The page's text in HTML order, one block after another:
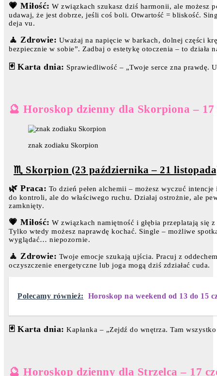
💗 Miłość: W związkach szukasz dziś harmonii, ale możesz
udawaj, że jest dobrze, jeśli coś boli. Otwartość = bliskość.
deja vu.
🧘 Zdrowie: Uważaj na napięcie w barkach, dolnej części
bezpiecznie w sobie”. Zadbaj o estetykę otoczenia – to działa
🃏 Karta dnia: Sprawiedliwość – „Twoje serce zna prawdę.
🔮 Horoskop dzienny dla Skorpiona – 17
znak zodiaku Skorpion
♏ Skorpion (23 października – 21
🌿 Praca: To dzień pełen alchemii – możesz wyczuć
do kontroli, ale do właściwego ruchu. Działaj ostrożnie, ale
zamknięty.
💗 Miłość: W związkach namiętność i głębia przeplatają
Tylko wtedy możesz naprawdę kochać. Single – możliwe
wyglądać… niepozornie.
🧘 Zdrowie: Twoje emocje szukają ujścia. Pracuj z
oczyszczenie energetyczne lub joga mogą dziś zdziałać cuda.
Polecamy również: Horoskop na weekend od 13 do 15
🃏 Karta dnia: Kapłanka – „Zejdź do wnętrza. Tam
🔮 Horoskop dzienny dla Strzelca – 17